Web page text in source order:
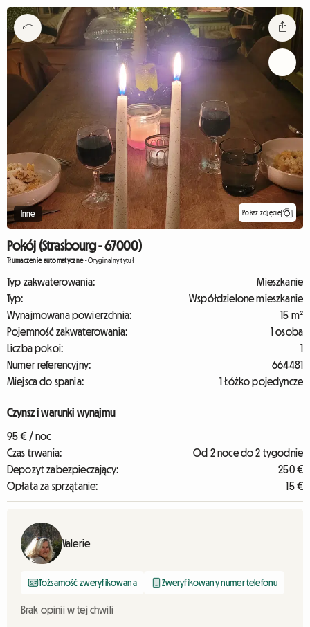
Inne Pokaż zdjęcie
Pokój (Strasbourg - 67000)
Tłumaczenie automatyczne-Oryginalny tytuł
Typ zakwaterowania:
Mieszkanie
Typ:
Współdzielone mieszkanie
Wynajmowana powierzchnia:
15 m²
Pojemność zakwaterowania:
1 osoba
Liczba pokoi:
1
Numer referencyjny:
664481
Miejsca do spania:
1 Łóżko pojedyncze
Czynsz i warunki wynajmu
95 € / noc
Czas trwania:
Od 2 noce do 2 tygodnie
Depozyt zabezpieczający:
250 €
Opłata za sprzątanie:
15 €
Valerie
Tożsamość zweryfikowana Zweryfikowany numer telefonu
Brak opinii w tej chwili